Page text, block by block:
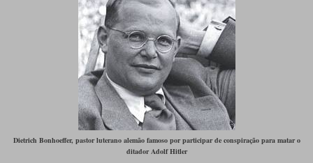
Dietrich Bonhoeffer, pastor luterano alemão famoso por participar de conspiração para matar o
ditador Adolf Hitler